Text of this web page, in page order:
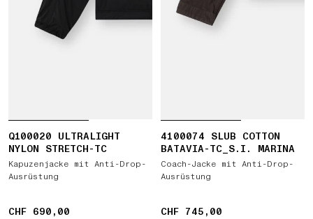
Q100020 ULTRALIGHT
NYLON STRETCH-TC
Kapuzenjacke mit Anti-Drop-
Ausrüstung
CHF 690,00
CHF 690,00
4100074 SLUB COTTON
BATAVIA-TC_S.I. MARINA
Coach-Jacke mit Anti-Drop-
Ausrüstung
CHF 745,00
CHF 745,00